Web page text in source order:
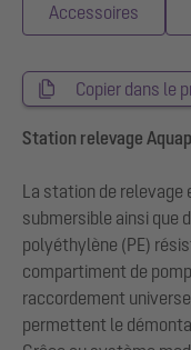
Accessoires
Copier dans le
Station relevage
La station de relevage
submersible ainsi que
polyéthylène (PE)
compartiment de
raccordement
permettent le